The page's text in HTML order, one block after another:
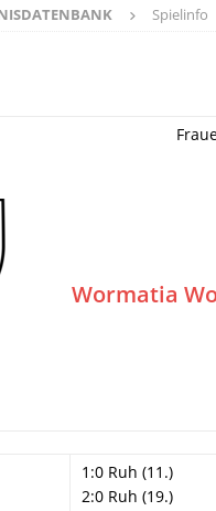
Spielinfo
Wormatia
1:0 Ruh (11.)
2:0 Ruh (19.)